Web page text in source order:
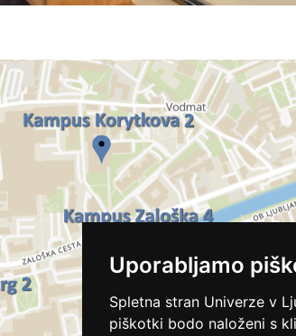
Uporabljamo
Spletna stran Univerze v
piškotki bodo naloženi s